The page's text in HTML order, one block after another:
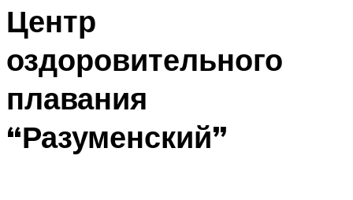
Центр
оздоровительного
плавания
“Разуменский”